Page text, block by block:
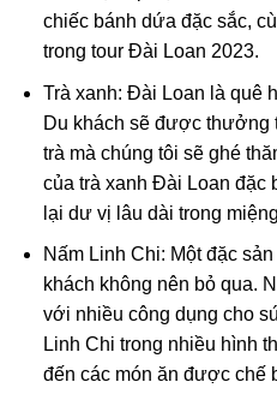
chiếc bánh dứa đặc sắc,
trong tour Đài Loan 2023.
Trà xanh: Đài Loan là quê
Du khách sẽ được thưởng
trà mà chúng tôi sẽ ghé
của trà xanh Đài Loan đặc
lại dư vị lâu dài trong
Nấm Linh Chi: Một đặc
khách không nên bỏ qua.
với nhiều công dụng cho
Linh Chi trong nhiều hình
đến các món ăn được chế